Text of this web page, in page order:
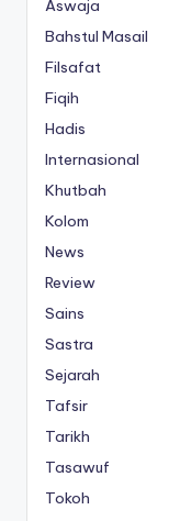
Aswaja
Bahstul Masail
Filsafat
Fiqih
Hadis
Internasional
Khutbah
Kolom
News
Review
Sains
Sastra
Sejarah
Tafsir
Tarikh
Tasawuf
Tokoh